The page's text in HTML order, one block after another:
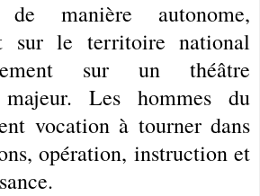
manière autonome,
sur le territoire national
sur un théâtre
majeur. Les hommes du
vocation à tourner dans
opération, instruction et